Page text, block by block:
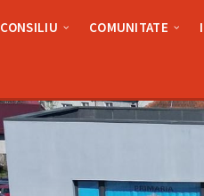
CONSILIU COMUNITATE